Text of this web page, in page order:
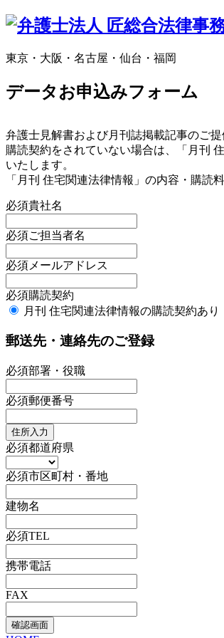
東京・大阪・名古屋・仙台・福岡
データお申込みフォーム
弁護士見解書および月刊誌掲載記事のご
購読契約をされていない場合は、「月刊
いたします。
「月刊 住宅関連法律情報」の内容・購読
必須貴社名
必須ご担当者名
必須 メールアドレス
必須購読契約
月刊 住宅関連法律情報の購読契約あり
郵送先・連絡先のご登録
必須部署・役職
必須郵便番号
住所入力
必須都道府県
必須市区町村・番地
建物名
必須TEL
携帯電話
FAX
確認画面